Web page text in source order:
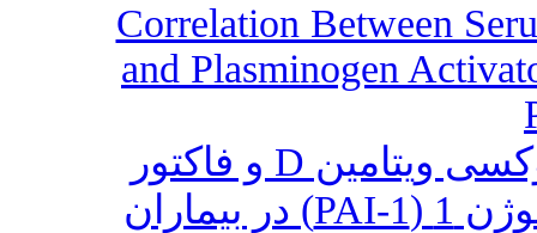
Correlation Between
and Plasminogen
رابطه‌ی سطح سرمی 25 هیدروکسی ویتامین D و فاکتور
مهار کننده‌ی فعال کننده پلاسمینوژن 1 (PAI-1) در بیماران